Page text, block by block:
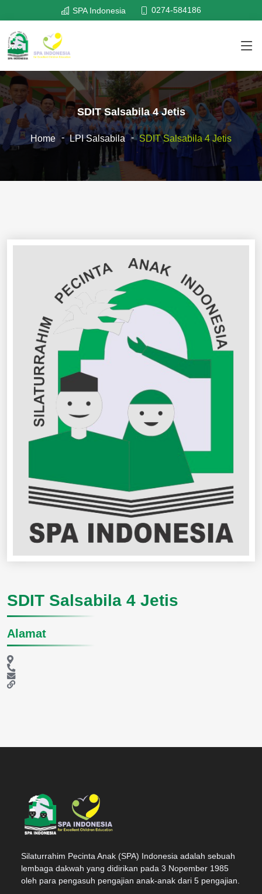
SPA Indonesia 0274-584186
SDIT Salsabila 4 Jetis
Home LPI Salsabila SDIT Salsabila 4 Jetis
SDIT Salsabila 4 Jetis
Alamat
Silaturrahim Pecinta Anak (SPA) Indonesia adalah sebuah
lembaga dakwah yang didirikan pada 3 Nopember 1985
oleh para pengasuh pengajian anak-anak dari 5 pengajian.